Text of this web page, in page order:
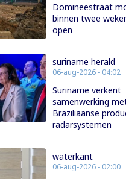
Domineestraat
binnen twee
open
suriname herald
06-aug-2026 - 04:02
Suriname verkent
samenwerking
Braziliaanse
radarsystemen
waterkant
06-aug-2026 - 02:00